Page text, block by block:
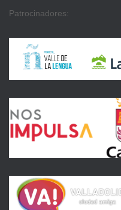
Patrocinadores: